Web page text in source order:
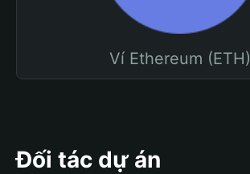
Ví Ethereum (ETH)
Đối tác dự án